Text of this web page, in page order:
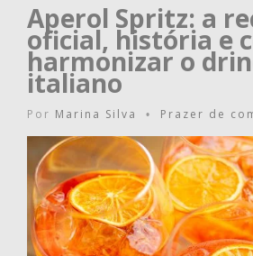
Aperol Spritz: a
oficial, história e
harmonizar o
italiano
Por Marina Silva • Prazer de